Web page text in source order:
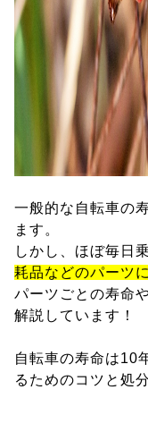
一般的な自転車の
ます。
しかし、ほぼ毎日
耗品などのパーツ
パーツごとの寿命
解説しています！
自転車の寿命は10
るためのコツと処